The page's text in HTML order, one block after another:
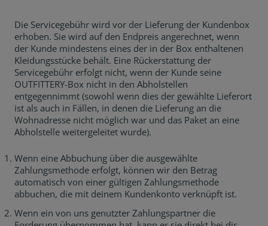
Die Servicegebühr wird vor der Lieferung der Kundenbox
erhoben. Sie wird auf den Endpreis angerechnet, wenn
der Kunde mindestens eines der in der Box enthaltenen
Kleidungsstücke behält. Eine Rückerstattung der
Servicegebühr erfolgt nicht, wenn der Kunde seine
OUTFITTERY-Box nicht in den Abholstellen
entgegennimmt (sowohl wenn dies der gewählte Lieferort
ist als auch in Fällen, in denen die Lieferung an die
Wohnadresse nicht möglich war und das Paket an eine
Abholstelle weitergeleitet wurde).
Wenn eine Abbuchung über die ausgewählte
Zahlungsmethode erfolgt, können wir den Betrag
automatisch von einer gültigen Zahlungsmethode
abbuchen, die mit deinem Kundenkonto verknüpft ist.
Wenn ein von uns genutzter Zahlungspartner die